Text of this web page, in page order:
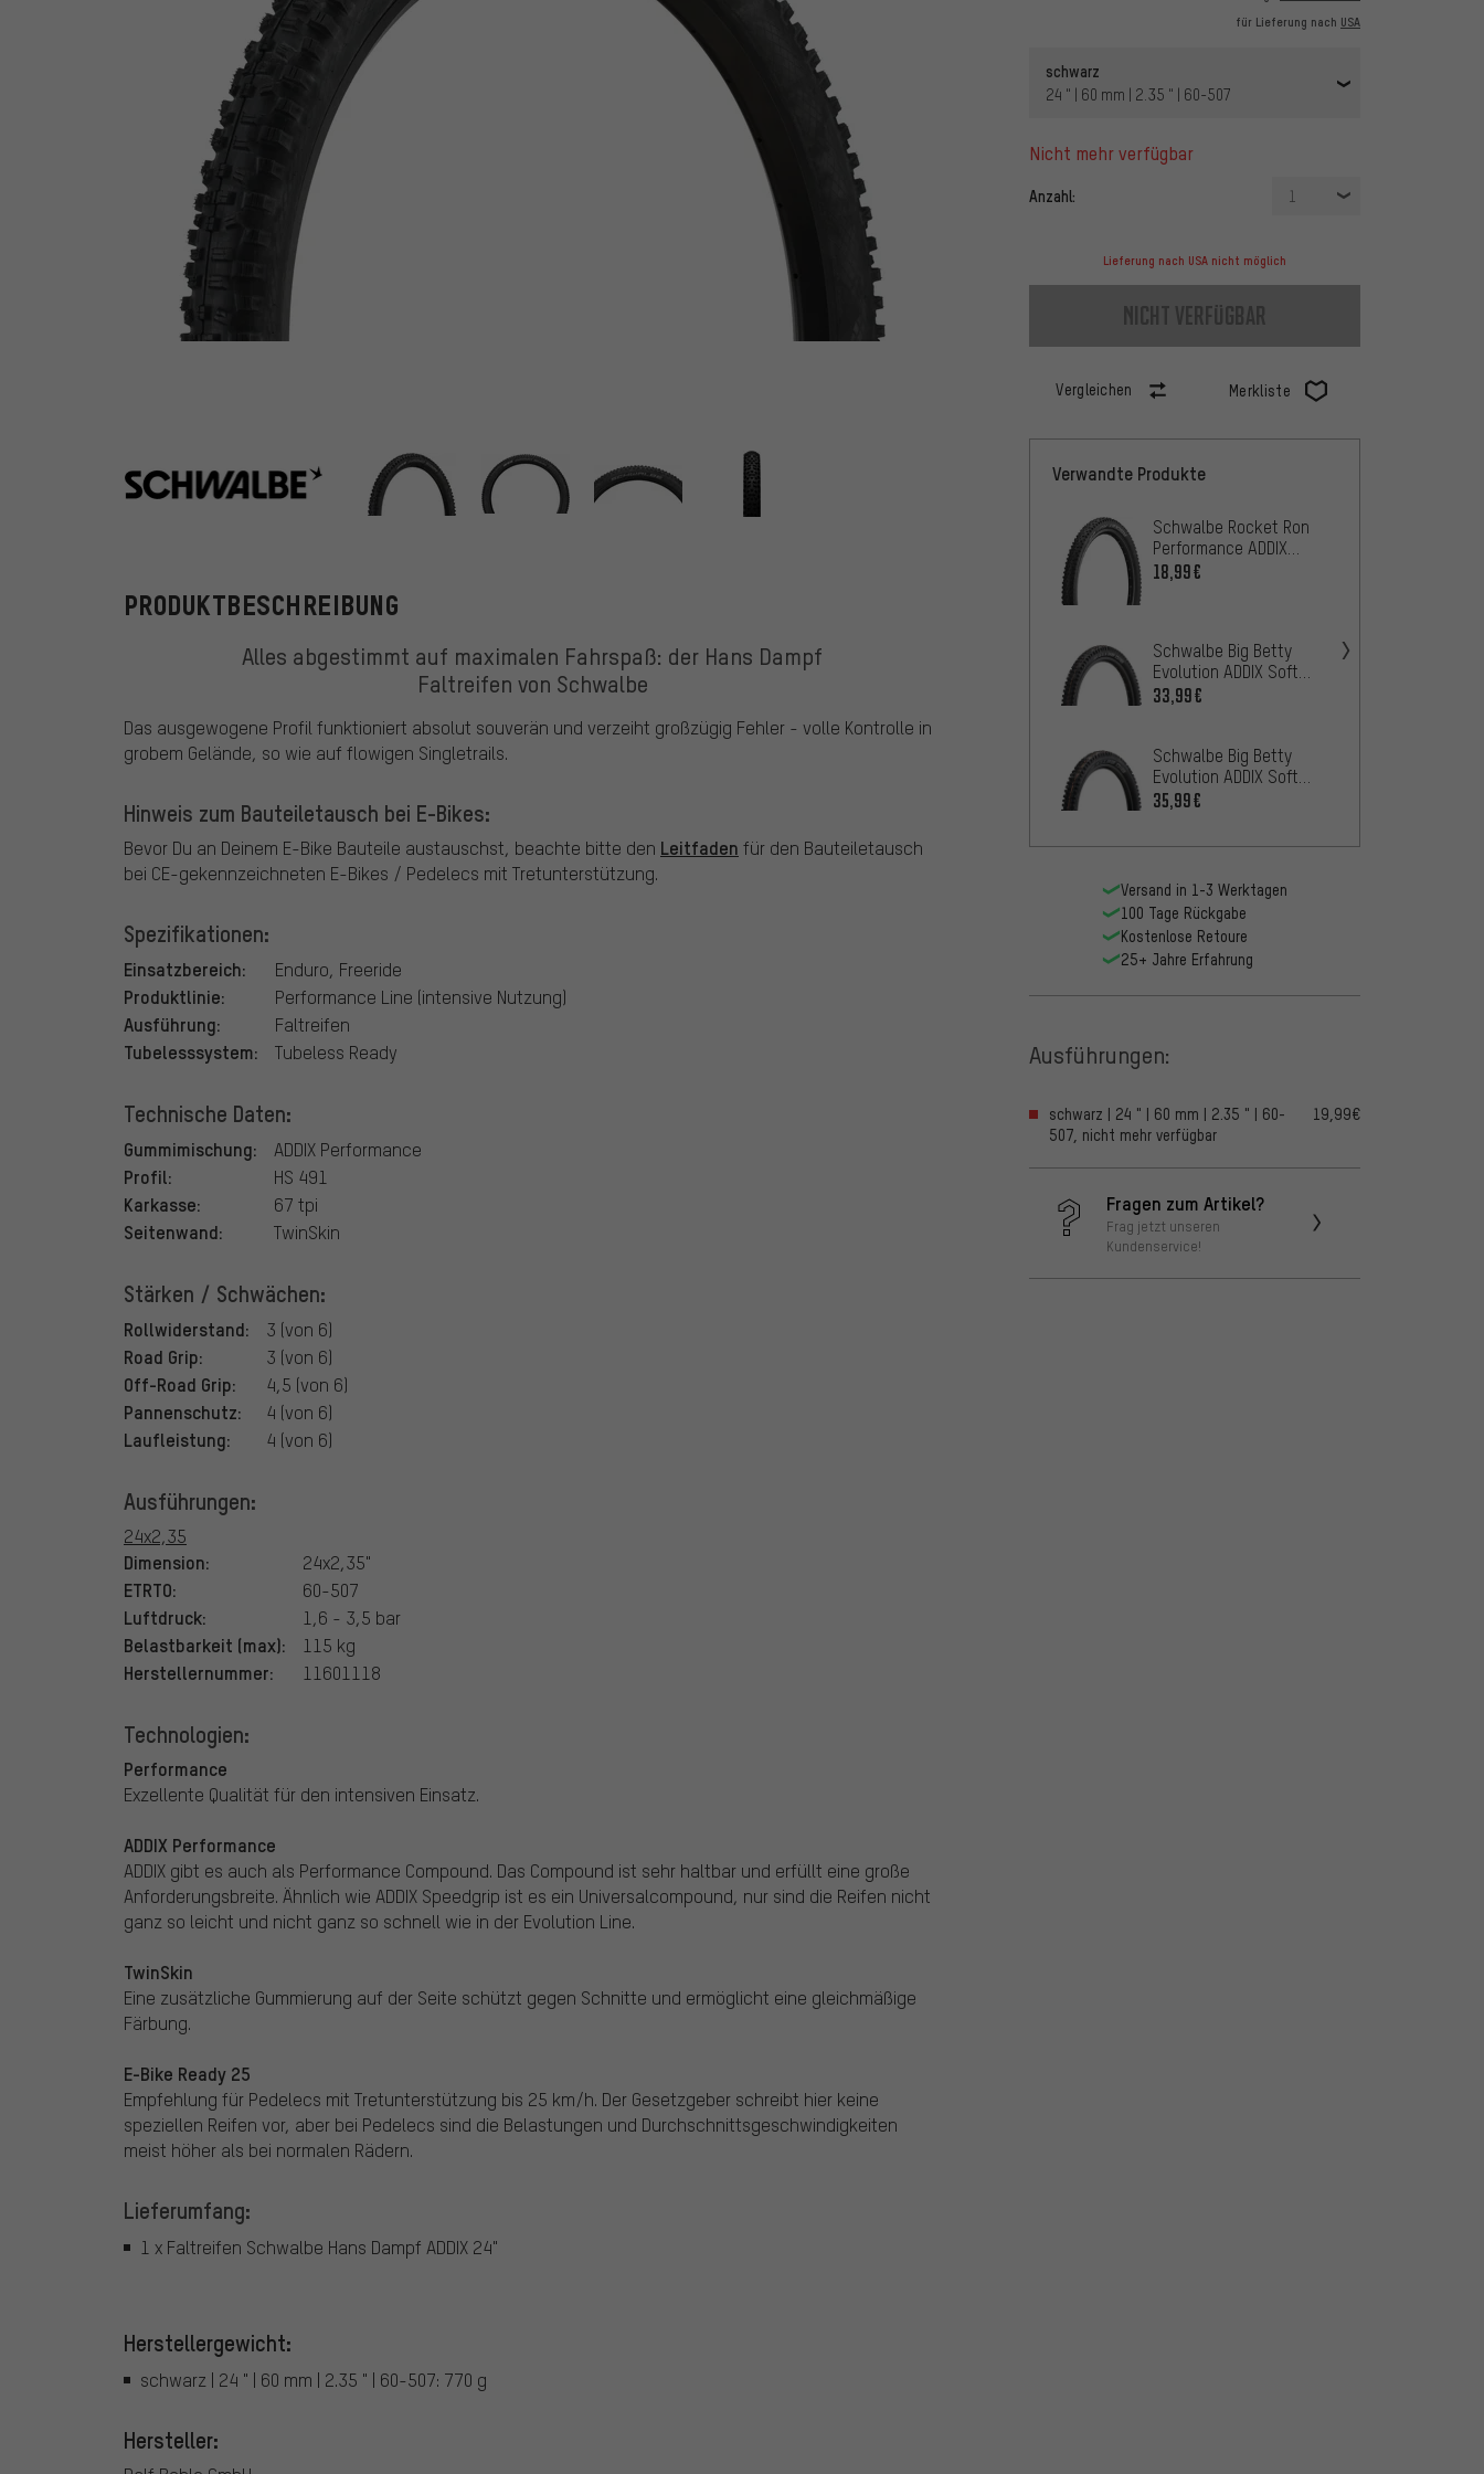
für Lieferung nach USA
schwarz
24 " | 60 mm | 2.35 " | 60-507
nicht mehr verfügbar
Anzahl: 1
Lieferung nach USA nicht möglich
nicht verfügbar
Vergleichen Merkliste
Schwalbe
PRODUKTBESCHREIBUNG
Alles abgestimmt auf maximalen Fahrspaß: der Hans Dampf
Faltreifen von Schwalbe
Das ausgewogene Profil funktioniert absolut souverän und verzeiht großzügig Fehler - volle Kontrolle in
grobem Gelände, so wie auf flowigen Singletrails.
Hinweis zum Bauteiletausch bei E-Bikes:
Bevor Du an Deinem E-Bike Bauteile austauschst, beachte bitte den Leitfaden für den Bauteiletausch
bei CE-gekennzeichneten E-Bikes / Pedelecs mit Tretunterstützung.
Spezifikationen:
Einsatzbereich: Enduro, Freeride
Produktlinie: Performance Line (intensive Nutzung)
Ausführung: Faltreifen
Tubelesssystem: Tubeless Ready
Technische Daten:
Gummimischung: ADDIX Performance
Profil: HS 491
Karkasse: 67 tpi
Seitenwand: TwinSkin
Stärken / Schwächen:
Rollwiderstand: 3 (von 6)
Road Grip: 3 (von 6)
Off-Road Grip: 4,5 (von 6)
Pannenschutz: 4 (von 6)
Laufleistung: 4 (von 6)
Ausführungen:
24x2,35
Dimension: 24x2,35"
ETRTO: 60-507
Luftdruck: 1,6 - 3,5 bar
Belastbarkeit (max): 115 kg
Herstellernummer: 11601118
Technologien:
Performance
Exzellente Qualität für den intensiven Einsatz.
ADDIX Performance
ADDIX gibt es auch als Performance Compound. Das Compound ist sehr haltbar und erfüllt eine große
Anforderungsbreite. Ähnlich wie ADDIX Speedgrip ist es ein Universalcompound, nur sind die Reifen nicht
ganz so leicht und nicht ganz so schnell wie in der Evolution Line.
TwinSkin
Eine zusätzliche Gummierung auf der Seite schützt gegen Schnitte und ermöglicht eine gleichmäßige
Färbung.
E-Bike Ready 25
Empfehlung für Pedelecs mit Tretunterstützung bis 25 km/h. Der Gesetzgeber schreibt hier keine
speziellen Reifen vor, aber bei Pedelecs sind die Belastungen und Durchschnittsgeschwindigkeiten
meist höher als bei normalen Rädern.
Lieferumfang:
1 x Faltreifen Schwalbe Hans Dampf ADDIX 24"
Herstellergewicht:
schwarz | 24 " | 60 mm | 2.35 " | 60-507: 770 g
Hersteller:
Verwandte Produkte
Schwalbe Rocket Ron
Performance ADDIX
LiteSkin 24" Faltreifen
18,99€
Schwalbe Big Betty
Evolution ADDIX Soft
Super Ground 24"
33,99€
Schwalbe Big Betty
Evolution ADDIX Soft
Super Ground 20"
35,99€
Versand in 1-3 Werktagen
100 Tage Rückgabe
Kostenlose Retoure
25+ Jahre Erfahrung
Ausführungen:
schwarz | 24 " | 60 mm | 2.35 " | 60-
507, nicht mehr verfügbar
19,99€
Fragen zum Artikel?
Frag jetzt unseren
Kundenservice!